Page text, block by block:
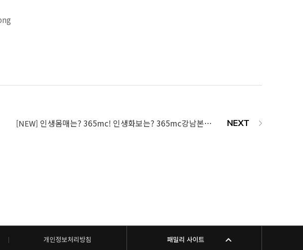
[NEW] 인생몸매는? 365mc! 인생화보는? 365mc강남본점 셀프스튜디오!
개인정보처리방침 패밀리 사이트